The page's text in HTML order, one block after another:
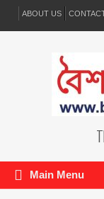
ABOUT US
Main Menu